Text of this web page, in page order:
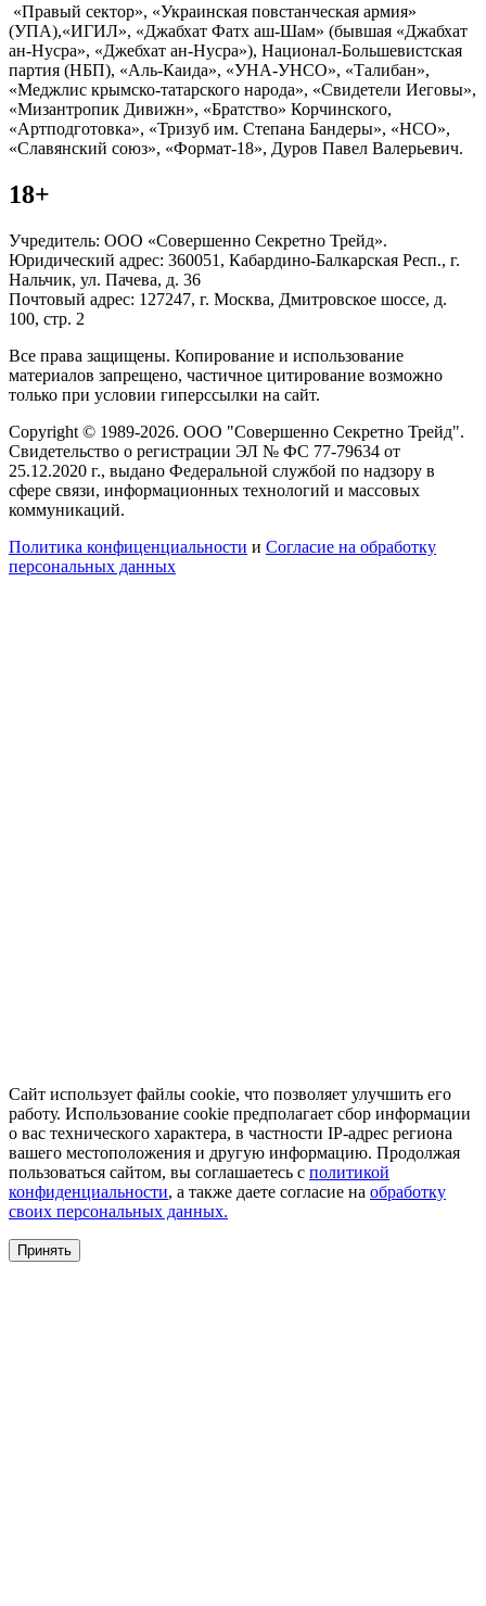
«Правый сектор», «Украинская повстанческая армия»
(УПА),«ИГИЛ», «Джабхат Фатх аш-Шам» (бывшая «Джабхат
ан-Нусра», «Джебхат ан-Нусра»), Национал-Большевистская
партия (НБП), «Аль-Каида», «УНА-УНСО», «Талибан»,
«Меджлис крымско-татарского народа», «Свидетели Иеговы»,
«Мизантропик Дивижн», «Братство» Корчинского,
«Артподготовка», «Тризуб им. Степана Бандеры», «НСО»,
«Славянский союз», «Формат-18», Дуров Павел Валерьевич.
18+
Учредитель: ООО «Совершенно Секретно Трейд».
Юридический адрес: 360051, Кабардино-Балкарская Респ., г.
Нальчик, ул. Пачева, д. 36
Почтовый адрес: 127247, г. Москва, Дмитровское шоссе, д.
100, стр. 2
Все права защищены. Копирование и использование
материалов запрещено, частичное цитирование возможно
только при условии гиперссылки на сайт.
Copyright © 1989-2026. ООО "Совершенно Секретно Трейд".
Свидетельство о регистрации ЭЛ № ФС 77-79634 от
25.12.2020 г., выдано Федеральной службой по надзору в
сфере связи, информационных технологий и массовых
коммуникаций.
Политика конфиценциальности и Согласие на обработку
персональных данных
Сайт использует файлы cookie, что позволяет улучшить его
работу. Использование cookie предполагает сбор информации
о вас технического характера, в частности IP-адрес региона
вашего местоположения и другую информацию. Продолжая
пользоваться сайтом, вы соглашаетесь с политикой
конфиденциальности, а также даете согласие на обработку
своих персональных данных.
Принять